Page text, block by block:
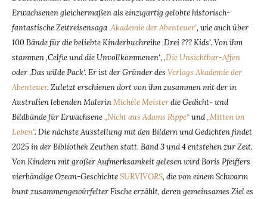
Erwachsenen gleichermaßen als einzigartig gelobte historisch-
fantastische Zeitreisensaga‚Akademie der Abenteuer‘, wie auch über
100 Bände für die beliebte Kinderbuchreihe ‚Drei ??? Kids‘. Von ihm
stammen ‚Celfie und die Unvollkommenen‘, ‚Die Unsichtbar-Affen
oder ‚Das wilde Pack‘. Er ist der Gründer des Verlags Akademie der
Abenteuer. Zuletzt erschienen dort von ihm zusammen mit der in
Australien lebenden MalerinMichèle Meisterdie Gedicht- und
Bildbände für Erwachsene„Nicht aus Adams Rippe“und„Mitten im
Leben“. Die nächste Ausstellung mit den Bildern und Gedichten findet
2025 in der Bibliothek Zeuthen statt. Band 3 und 4 entstehen zur Zeit.
Von Kindern mit großer Aufmerksamkeit gelesen wird Boris Pfeiffers
vierbändige Ozean-GeschichteSURVIVORS, die von einem Schwarm
bunt zusammengewürfelter Fische erzählt, deren gemeinsames Ziel es